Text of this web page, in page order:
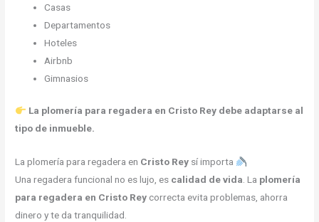
Casas
Departamentos
Hoteles
Airbnb
Gimnasios
La plomería para regadera en Cristo Rey debe adaptarse al
tipo de inmueble.
La plomería para regadera en Cristo Rey sí importa
Una regadera funcional no es lujo, es calidad de vida. La plomería
para regadera en Cristo Rey correcta evita problemas, ahorra
dinero y te da tranquilidad.